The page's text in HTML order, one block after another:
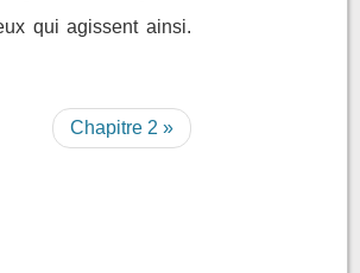
qui agissent ainsi.
Chapitre 2 »